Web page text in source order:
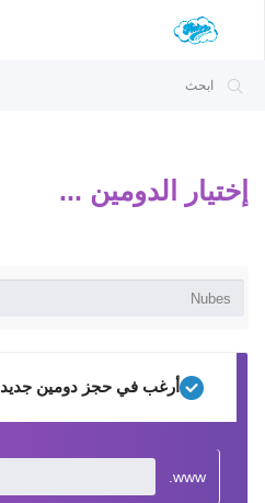
إختيار الدومين ...
أرغب في حجز دومين جديد
www.